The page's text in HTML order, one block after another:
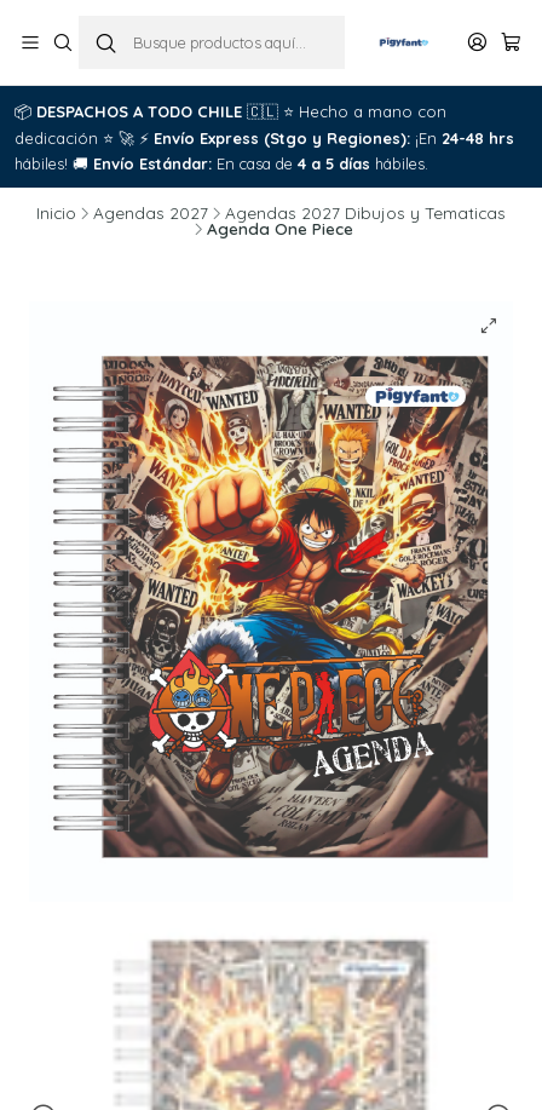
📦 DESPACHOS A TODO CHILE 🇨🇱 ⭐ Hecho a mano con
dedicación ⭐ 🚀 ⚡ Envío Express (Stgo y Regiones): ¡En 24-48 hrs
hábiles! 🚚 Envío Estándar: En casa de 4 a 5 días hábiles.
Inicio Agendas 2027 Agendas 2027 Dibujos y Tematicas
Agenda One Piece